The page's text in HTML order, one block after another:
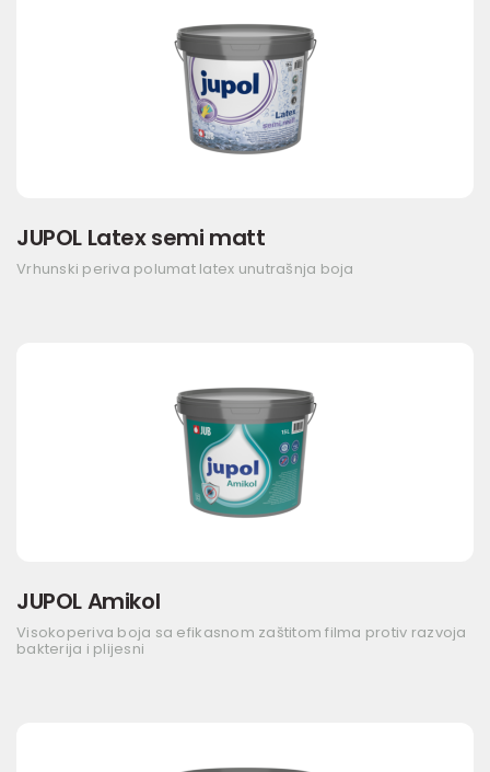
JUPOL Latex semi matt
Vrhunski periva polumat latex unutrašnja boja
JUPOL Amikol
Visokoperiva boja sa efikasnom zaštitom filma protiv razvoja
bakterija i plijesni